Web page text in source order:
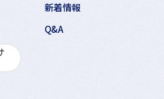
新着情報
Q&A